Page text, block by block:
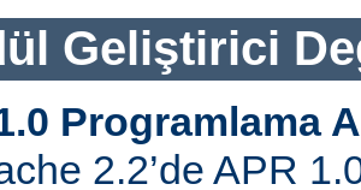
Geliştirici
Programlama
2.2’de APR